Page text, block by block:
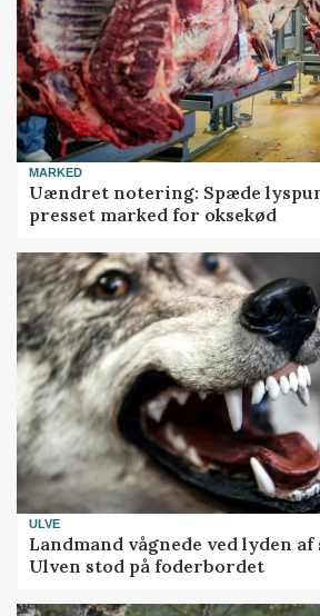
MARKED
Uændret notering: Spæde
presset marked for oksekød
ULVE
Landmand vågnede ved lyden
Ulven stod på foderbordet